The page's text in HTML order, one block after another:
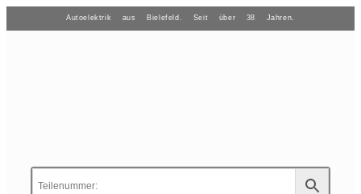
Autoelektrik aus Bielefeld. Seit über 38 Jahren.